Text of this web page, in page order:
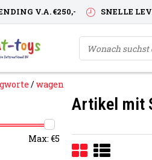
V.A. €250,- SNELLE
/wagen
Max: €5
Artikel mit